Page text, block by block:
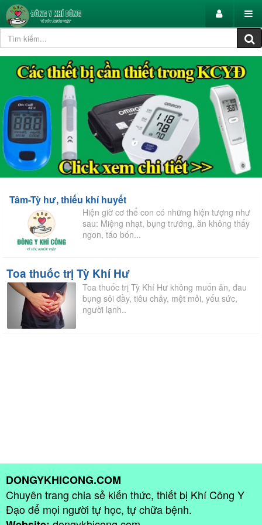
Tâm-Tỳ hư, thiếu khí huyết
Hiện giờ cơ thể con có những hiện tượng như
sau: Miệng nhạt, bụng trướng, ăn không thấy
ngon, táo bón...
Toa thuốc trị Tỳ Khí Hư
Toa thuốc trị Tỳ Khí Hư không muốn ăn, đau
bụng sôi đầy, tiêu chảy, mệt mỏi, yếu sức,
người lạnh..
DONGYKHICONG.COM
Chuyên trang chia sẻ kiến thức, thiết bị Khí Công Y
Đạo để mọi người tự học, tự chữa bệnh.